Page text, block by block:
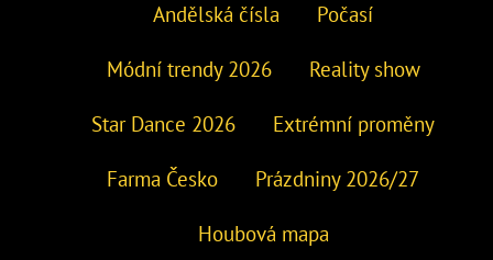
Andělská čísla Počasí
Módní trendy 2026 Reality show
Star Dance 2026 Extrémní proměny
Farma Česko Prázdniny 2026/27
Houbová mapa